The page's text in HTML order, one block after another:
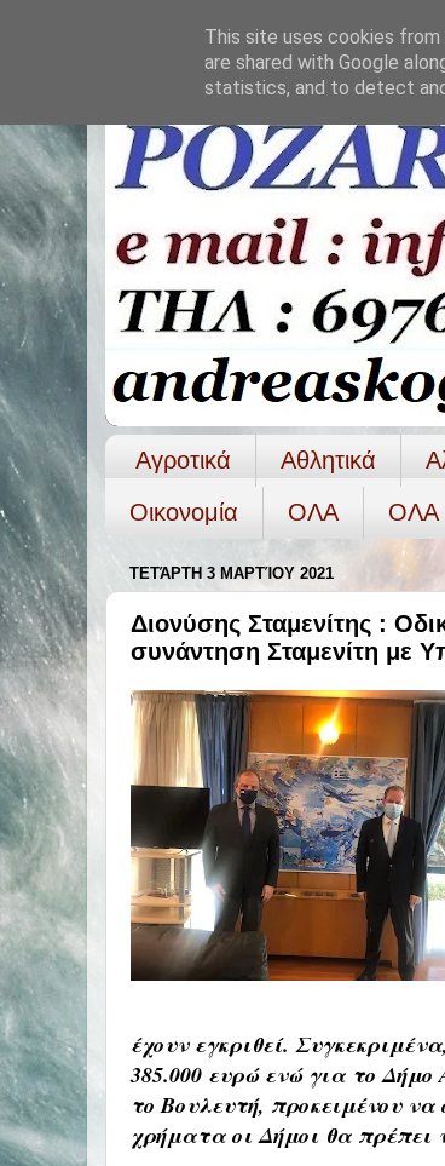
Αγροτικά Αθλητικά
Οικονομία
ΟΛΑ ΟΛA
ΤΕΤΆΡΤΗ 3 ΜΑΡΤΊΟΥ 2021
Διονύσης Σταμενίτης :
συνάντηση Σταμενίτη
έχουν εγκριθεί.
385.000 ευρώ ενώ για το
το Βουλευτή, προκειμένου
χρήματα οι Δήμοι θα πρέπει
This site uses cookies
are shared with Google
statistics, and to detect